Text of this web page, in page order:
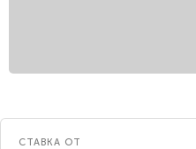
СТАВКА ОТ